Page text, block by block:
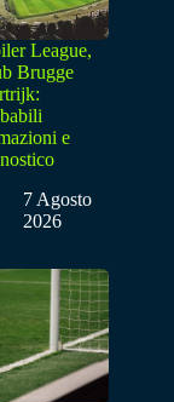
League,
Brugge
e
7 Agosto
2026